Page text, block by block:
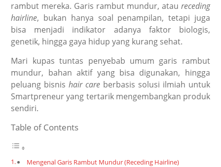
rambut mereka. Garis rambut mundur, atau receding
hairline, bukan hanya soal penampilan, tetapi juga
bisa menjadi indikator adanya faktor biologis,
genetik, hingga gaya hidup yang kurang sehat.
Mari kupas tuntas penyebab umum garis rambut
mundur, bahan aktif yang bisa digunakan, hingga
peluang bisnishair care berbasis solusi ilmiah untuk
Smartpreneur yang tertarik mengembangkan produk
sendiri.
Table of Contents
Mengenal Garis Rambut Mundur (Receding Hairline)